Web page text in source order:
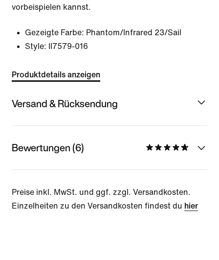
vorbeispielen kannst.
Gezeigte Farbe: Phantom/Infrared 23/Sail
Style:
II7579-016
Produktdetails anzeigen
Versand & Rücksendung
Bewertungen (6)
Preise inkl. MwSt. und ggf. zzgl. Versandkosten.
Einzelheiten zu den Versandkosten findest du hier